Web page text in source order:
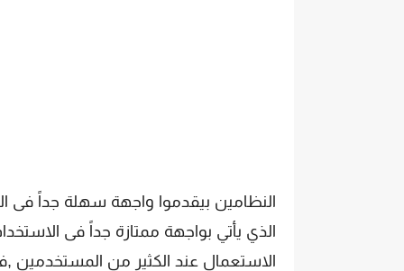
الذي يأتي بواجهة ممتازة جداً فى
الاستعمال عند الكثير من المستخدمين